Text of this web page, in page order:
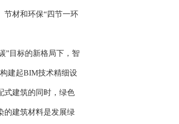
节材和环保“四节一环
”目标的新格局下，智
建起BIM技术精细设
式建筑的同时，绿色
的建筑材料是发展绿